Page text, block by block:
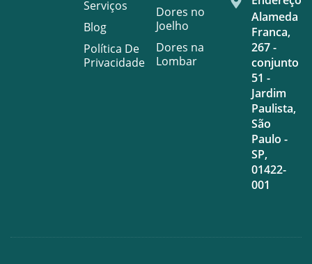
Serviços
Blog
Política De
Privacidade
Dores no
Joelho
Dores na
Lombar
Alameda
Franca,
267 -
conjunto
51 -
Jardim
Paulista,
São
Paulo -
SP,
01422-
001